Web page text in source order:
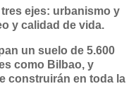
ejes: urbanismo y
y calidad de vida.
un suelo de 5.600
como Bilbao, y
construirán en toda la